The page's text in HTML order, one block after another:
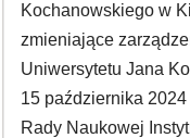
Kochanowskiego w
zmieniające
Uniwersytetu Jana
15 października
Rady Naukowej